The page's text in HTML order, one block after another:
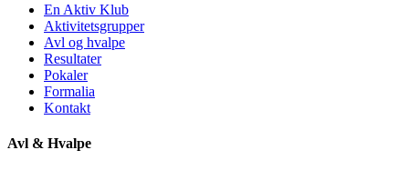
En Aktiv Klub
Aktivitetsgrupper
Avl og hvalpe
Resultater
Pokaler
Formalia
Kontakt
Avl & Hvalpe